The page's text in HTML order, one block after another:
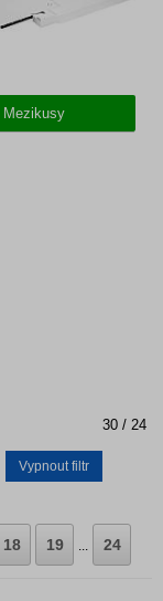
Mezikusy
30 / 24
Vypnout filtr
18 19 ... 24